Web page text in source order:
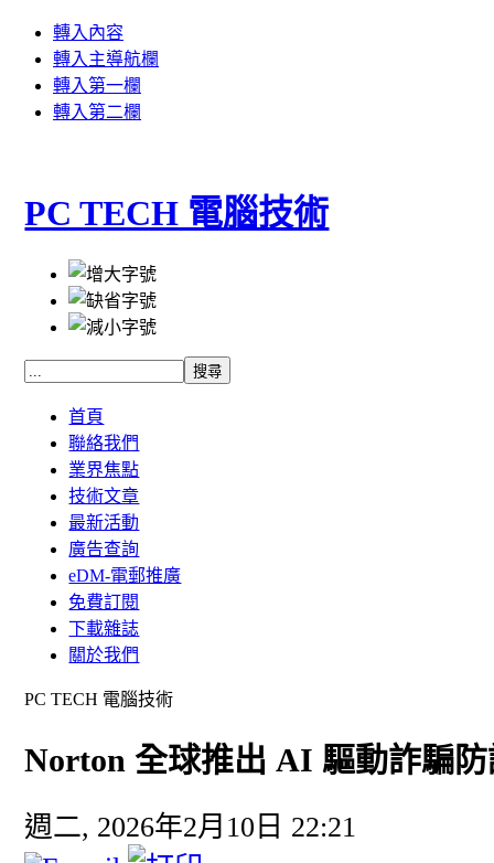
轉入內容
轉入主導航欄
轉入第一欄
轉入第二欄
PC TECH 電腦技術
首頁
聯絡我們
業界焦點
技術文章
最新活動
廣告查詢
eDM-電郵推廣
免費訂閱
下載雜誌
關於我們
PC TECH 電腦技術
Norton 全球推出 AI 驅動詐騙
週二, 2026年2月10日 22:21